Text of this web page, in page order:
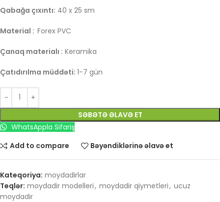
Qabağa çıxıntı: 40 x 25 sm
Material : Forex PVC
Çanaq materialı : Keramika
Çatıdırılma müddəti: 1-7 gün
SƏBƏTƏ ƏLAVƏ ET
WhatsAppla Sifariş
Add to compare
Bəyəndiklərinə əlavə et
Kateqoriya: moydadirlar
Teqlər: moydadir modelleri, moydadir qiymetleri, ucuz
moydadir